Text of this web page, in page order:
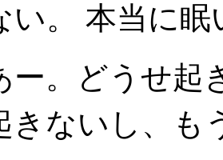
い。 本当に
ー。どうせ起
きないし、